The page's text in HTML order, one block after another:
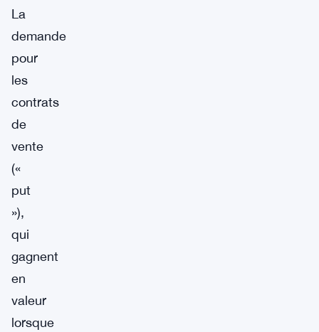
La
demande
pour
les
contrats
de
vente
(«
put
»),
qui
gagnent
en
valeur
lorsque